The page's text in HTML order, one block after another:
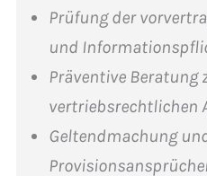
Prüfung der
und
Präventive Beratung
vertriebsrechtlichen
Geltendmachung